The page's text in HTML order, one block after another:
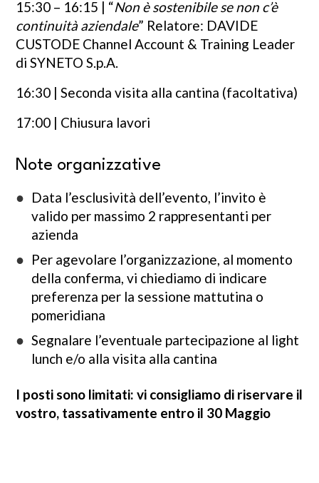
15:30 – 16:15 | “Non è sostenibile se non c’è
continuità aziendale” Relatore: DAVIDE
CUSTODE Channel Account & Training Leader
di SYNETO S.p.A.
16:30 | Seconda visita alla cantina (facoltativa)
17:00 | Chiusura lavori
Note organizzative
Data l’esclusività dell’evento, l’invito è
valido per massimo 2 rappresentanti per
azienda
Per agevolare l’organizzazione, al momento
della conferma, vi chiediamo di indicare
preferenza per la sessione mattutina o
pomeridiana
Segnalare l’eventuale partecipazione al light
lunch e/o alla visita alla cantina
I posti sono limitati: vi consigliamo di riservare il
vostro, tassativamente entro il 30 Maggio